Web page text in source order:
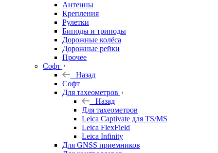
Антенны
Крепления
Рулетки
Биподы и триподы
Дорожные колёса
Дорожные рейки
Прочее
Софт
Назад
Софт
Для тахеометров
Назад
Для тахеометров
Leica Captivate для TS/MS
Leica FlexField
Leica Infinity
Для GNSS приемников